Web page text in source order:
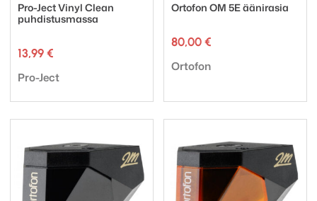
Pro-Ject Vinyl Clean
puhdistusmassa
13,99 €
Tuotemerkki:
Pro-Ject
Ortofon OM 5E äänirasia
80,00 €
Tuotemerkki:
Ortofon